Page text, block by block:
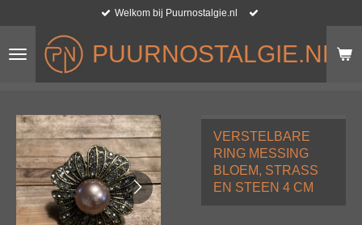
naar
hoofdinhoud
PUURNOSTALGIE.NL
Welkom bij Puurnostalgie.nl
VERSTELBARE
RING MESSING
BLOEM, STRASS
EN STEEN 4 CM